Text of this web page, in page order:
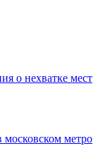
о нехватке мест
метро